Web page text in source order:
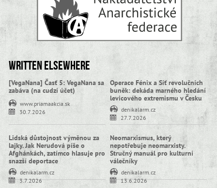
Written elsewhere
[VegaNana] Časť 5: VegaNana sa
zabáva (na cudzí účet)
www.priamaakcia.sk
30.7.2026
Operace Fénix a Síť revolučních
buněk: dekáda marného hledání
levicového extremismu v Česku
denikalarm.cz
27.7.2026
Lidská důstojnost výměnou za
lajky. Jak Nerudová píše o
Afghánkách, zatímco hlasuje pro
snazší deportace
denikalarm.cz
3.7.2026
Neomarxismus, který
nepotřebuje neomarxisty.
Stručný manuál pro kulturní
válečníky
denikalarm.cz
13.6.2026